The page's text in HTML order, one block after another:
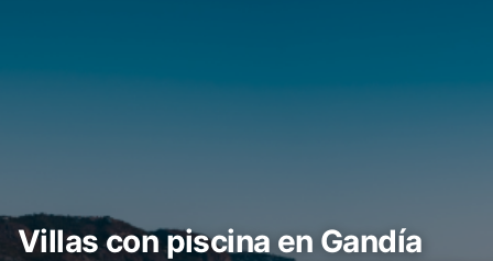
Villas con piscina en Gandía